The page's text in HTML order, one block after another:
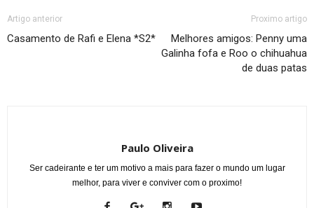
Artigo anterior
Casamento de Rafi e Elena *S2*
Proximo artigo
Melhores amigos: Penny uma
Galinha fofa e Roo o chihuahua
de duas patas
Paulo Oliveira
Ser cadeirante e ter um motivo a mais para fazer o mundo um lugar
melhor, para viver e conviver com o proximo!